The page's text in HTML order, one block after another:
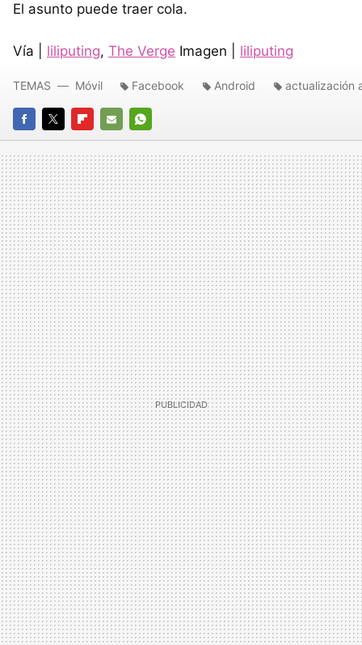
El asunto puede traer cola.
Vía | liliputing, The Verge Imagen | liliputing
FACEBOOK
TWITTERFLIPBOARD
E-
MAIL
WHATSAPP
TEMAS Móvil Facebook Android actualización